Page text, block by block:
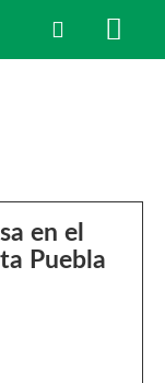
en el
Puebla